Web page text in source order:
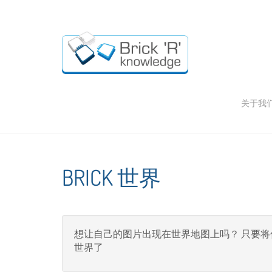
关于我
BRICK 世界
想让自己的图片出现在世界地图上吗？ 只要将
世界了